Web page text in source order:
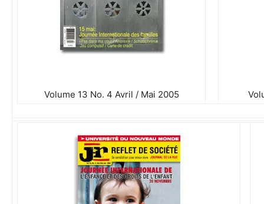
Volume 13 No. 4 Avril / Mai 2005